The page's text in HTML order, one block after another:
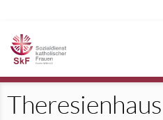
Theresienhaus